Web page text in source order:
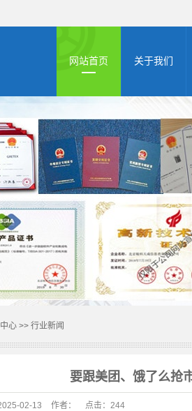
网站首页 关于我们
资质档案
心 >> 行业新闻
要跟美团、饿了么抢
02-13 作者： 点击： 244